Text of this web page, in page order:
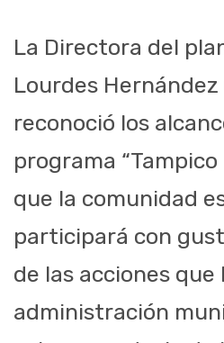
La Directora del
Lourdes Hernández
reconoció los
programa
que la comunidad
participará con
de las acciones que
administración